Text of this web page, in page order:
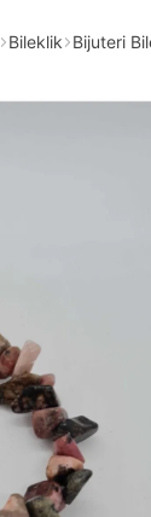
Bileklik Bijuteri